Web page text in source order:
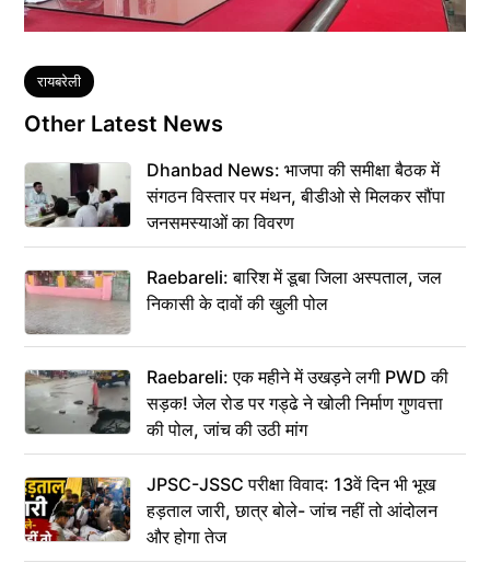
Tags
रायबरेली
Other Latest News
Dhanbad News: भाजपा की समीक्षा बैठक में
संगठन विस्तार पर मंथन, बीडीओ से मिलकर सौंपा
जनसमस्याओं का विवरण
Raebareli: बारिश में डूबा जिला अस्पताल, जल
निकासी के दावों की खुली पोल
Raebareli: एक महीने में उखड़ने लगी PWD की
सड़क! जेल रोड पर गड्ढे ने खोली निर्माण गुणवत्ता
की पोल, जांच की उठी मांग
JPSC-JSSC परीक्षा विवाद: 13वें दिन भी भूख
हड़ताल जारी, छात्र बोले- जांच नहीं तो आंदोलन
और होगा तेज